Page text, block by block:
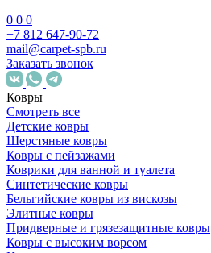
0 0 0
+7 812 647-90-72
mail@carpet-spb.ru
Заказать звонок
Ковры
Смотреть все
Детские ковры
Шерстяные ковры
Ковры с пейзажами
Коврики для ванной и туалета
Синтетические ковры
Бельгийские ковры из вискозы
Элитные ковры
Придверные и грязезащитные ковры
Ковры с высоким ворсом